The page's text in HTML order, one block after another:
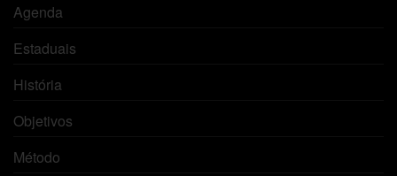
Agenda
Estaduais
História
Objetivos
Método